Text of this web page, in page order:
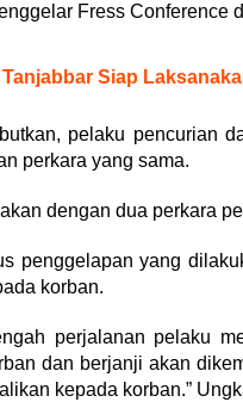
Fress Conference
Tanjabbar Siap
pelaku pencurian
perkara yang sama.
dengan dua perkara
penggelapan yang
korban.
perjalanan pelaku
dan berjanji akan
kepada korban.”